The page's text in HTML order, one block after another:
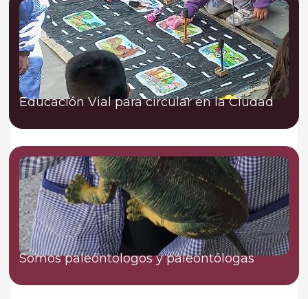
Educación Vial para circular en la Ciudad
Somos paleóntologos y paleontólogas